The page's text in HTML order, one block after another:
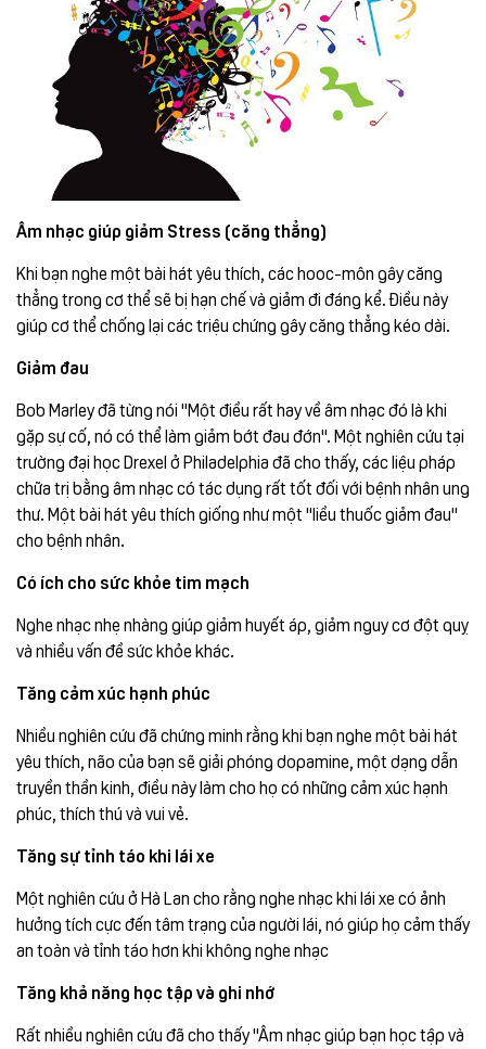
Âm nhạc giúp giảm Stress (căng thẳng)
Khi bạn nghe một bài hát yêu thích, các hooc-môn gây căng
thẳng trong cơ thể sẽ bị hạn chế và giảm đi đáng kể. Điều này
giúp cơ thể chống lại các triệu chứng gây căng thẳng kéo dài.
Giảm đau
Bob Marley đã từng nói "Một điều rất hay về âm nhạc đó là khi
gặp sự cố, nó có thể làm giảm bớt đau đớn". Một nghiên cứu tại
trường đại học Drexel ở Philadelphia đã cho thấy, các liệu pháp
chữa trị bằng âm nhạc có tác dụng rất tốt đối với bệnh nhân ung
thư. Một bài hát yêu thích giống như một "liều thuốc giảm đau"
cho bệnh nhân.
Có ích cho sức khỏe tim mạch
Nghe nhạc nhẹ nhàng giúp giảm huyết áp, giảm nguy cơ đột quỵ
và nhiều vấn đề sức khỏe khác.
Tăng cảm xúc hạnh phúc
Nhiều nghiên cứu đã chứng minh rằng khi bạn nghe một bài hát
yêu thích, não của bạn sẽ giải phóng dopamine, một dạng dẫn
truyền thần kinh, điều này làm cho họ có những cảm xúc hạnh
phúc, thích thú và vui vẻ.
Tăng sự tỉnh táo khi lái xe
Một nghiên cứu ở Hà Lan cho rằng nghe nhạc khi lái xe có ảnh
hưởng tích cực đến tâm trạng của người lái, nó giúp họ cảm thấy
an toàn và tỉnh táo hơn khi không nghe nhạc
Tăng khả năng học tập và ghi nhớ
Rất nhiều nghiên cứu đã cho thấy "Âm nhạc giúp bạn học tập và